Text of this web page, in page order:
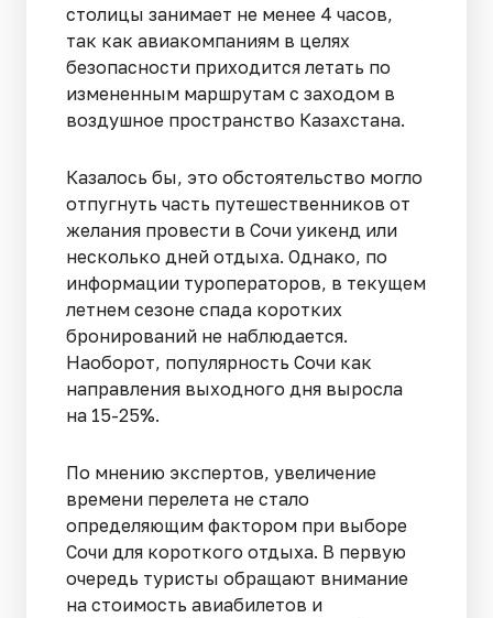
столицы занимает не менее 4 часов,
так как авиакомпаниям в целях
безопасности приходится летать по
измененным маршрутам с заходом в
воздушное пространство Казахстана.
Казалось бы, это обстоятельство могло
отпугнуть часть путешественников от
желания провести в Сочи уикенд или
несколько дней отдыха. Однако, по
информации туроператоров, в текущем
летнем сезоне спада коротких
бронирований не наблюдается.
Наоборот, популярность Сочи как
направления выходного дня выросла
на 15-25%.
По мнению экспертов, увеличение
времени перелета не стало
определяющим фактором при выборе
Сочи для короткого отдыха. В первую
очередь туристы обращают внимание
на стоимость авиабилетов и